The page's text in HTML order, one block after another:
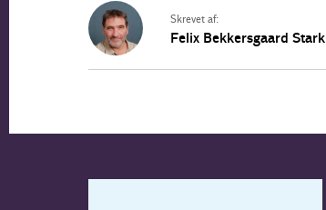
Skrevet af:
Felix Bekkersgaard Stark